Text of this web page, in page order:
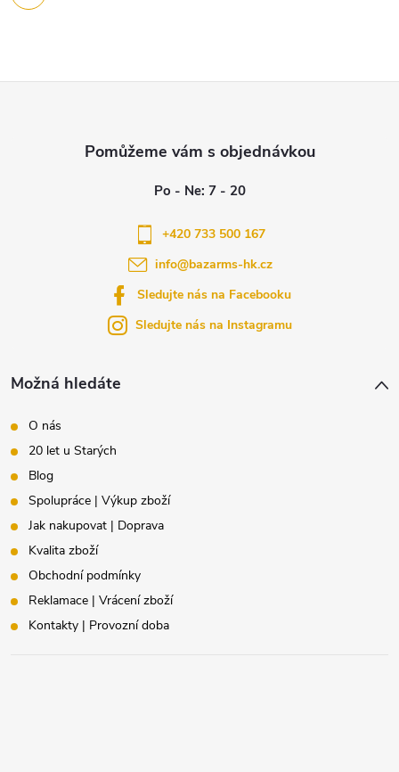
ý
i
Možná hledáte
O nás
20 let u Starých
Blog
Spolupráce | Výkup zboží
Jak nakupovat | Doprava
Kvalita zboží
Obchodní podmínky
Reklamace | Vrácení zboží
Kontakty | Provozní doba
info@bazarms-hk.cz
+420 733 500 167
Sledujte nás na Facebooku
Sledujte nás na Instagramu